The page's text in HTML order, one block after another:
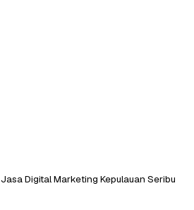
Jasa Digital Marketing Kepulauan Seribu